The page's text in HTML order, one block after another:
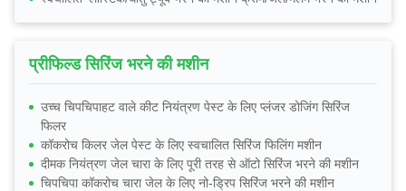
प्रीफिल्ड सिरिंज भरने की मशीन
उच्च चिपचिपाहट वाले कीट नियंत्रण पेस्ट के लिए प्लंजर डोजिंग सिरिंज
फिलर
कॉकरोच किलर जेल पेस्ट के लिए स्वचालित सिरिंज फिलिंग मशीन
दीमक नियंत्रण जेल चारा के लिए पूरी तरह से ऑटो सिरिंज भरने की मशीन
चिपचिपा कॉकरोच चारा जेल के लिए नो-ड्रिप सिरिंज भरने की मशीन